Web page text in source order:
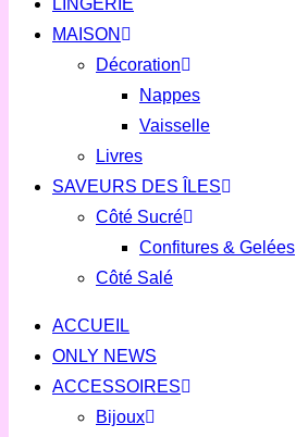
LINGERIE
MAISON
Décoration
Nappes
Vaisselle
Livres
SAVEURS DES ÎLES
Côté Sucré
Confitures & Gelées
Côté Salé
ACCUEIL
ONLY NEWS
ACCESSOIRES
Bijoux